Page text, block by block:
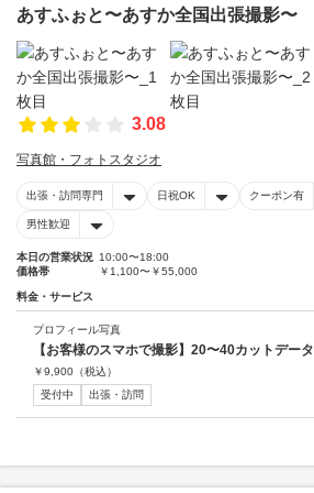
あすふぉと〜あすか全国出張撮影〜
3.08
写真館・フォトスタジオ
出張・訪問専門 日祝OK クーポン有
男性歓迎
本日の営業状況 10:00〜18:00
価格帯
￥1,100〜￥55,000
料金・サービス
プロフィール写真
【お客様のスマホで撮影】20〜40カットデータ
￥9,900 （税込）
受付中
出張・訪問